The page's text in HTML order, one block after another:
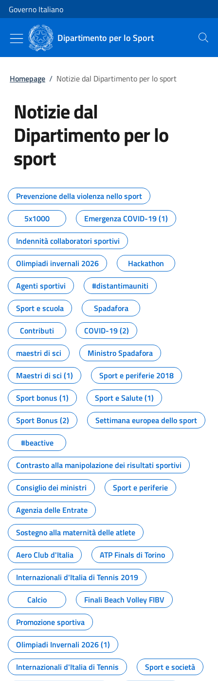
Vai al contenuto
Vai alla navigazione del sito
Governo Italiano
Dipartimento per lo Sport Cerca
Homepage / Notizie dal Dipartimento per lo sport
Notizie dal
Dipartimento per lo
sport
Tutti i contenuti della pagina
Prevenzione della violenza nello sport
5x1000
Emergenza COVID-19 (1)
Indennità collaboratori sportivi
Olimpiadi invernali 2026
Hackathon
Agenti sportivi
#distantimauniti
Sport e scuola
Spadafora
Contributi
COVID-19 (2)
maestri di sci
Ministro Spadafora
Maestri di sci (1)
Sport e periferie 2018
Sport bonus (1)
Sport e Salute (1)
Sport Bonus (2)
Settimana europea dello sport
#beactive
Contrasto alla manipolazione dei risultati sportivi
Consiglio dei ministri
Sport e periferie
Agenzia delle Entrate
Sostegno alla maternità delle atlete
Aero Club d'Italia
ATP Finals di Torino
Internazionali d'Italia di Tennis 2019
Calcio
Finali Beach Volley FIBV
Promozione sportiva
Olimpiadi Invernali 2026 (1)
Internazionali d'Italia di Tennis
Sport e società